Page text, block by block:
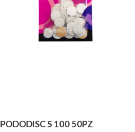
PODODISC S 100 50PZ